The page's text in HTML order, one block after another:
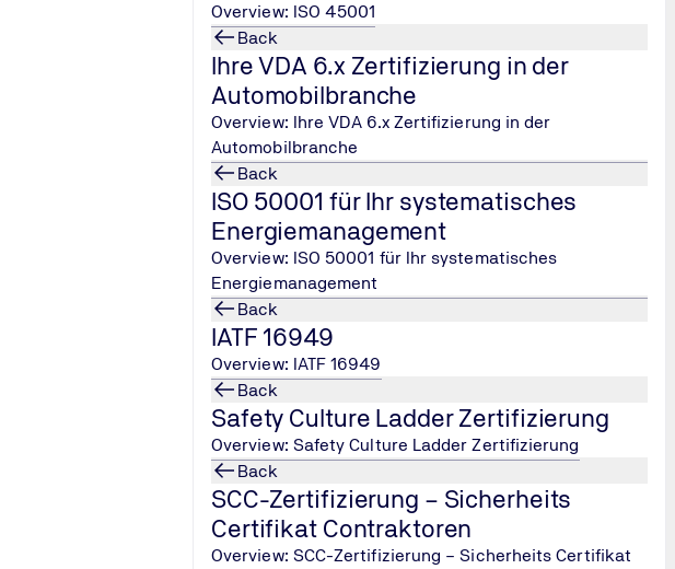
Overview: ISO 45001
Back
Ihre VDA 6.x Zertifizierung in der
Automobilbranche
Overview: Ihre VDA 6.x Zertifizierung in der
Automobilbranche
Back
ISO 50001 für Ihr systematisches
Energiemanagement
Overview: ISO 50001 für Ihr systematisches
Energiemanagement
Back
IATF 16949
Overview: IATF 16949
Back
Safety Culture Ladder Zertifizierung
Overview: Safety Culture Ladder Zertifizierung
Back
SCC-Zertifizierung – Sicherheits
Certifikat Contraktoren
Overview: SCC-Zertifizierung – Sicherheits Certifikat